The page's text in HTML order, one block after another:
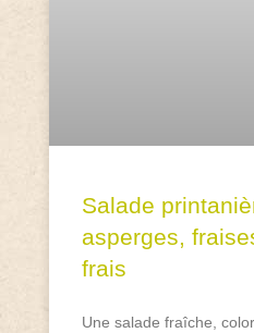
Salade
asperges,
frais
Une salade fraîche,